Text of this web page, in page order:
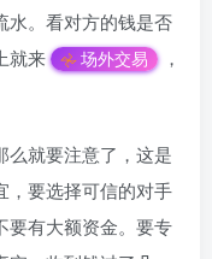
水。看对方的钱是否
就来
场外交易
，
么就要注意了，这是
，要选择可信的对手
要有大额资金。要专